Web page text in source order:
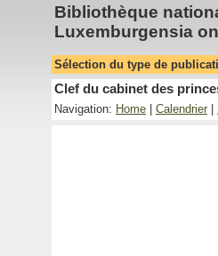
Bibliothèque
Luxemburgensia
Sélection du type de
Clef du cabinet des
Navigation: Home Calendrier